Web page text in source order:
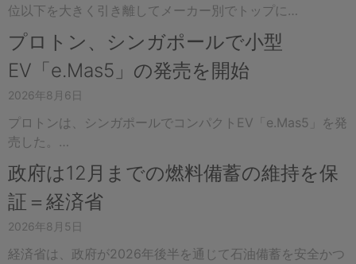
位以下を大きく引き離してメーカー別でトップに…
プロトン、シンガポールで小型
EV「e.Mas5」の発売を開始
2026年8月6日
プロトンは、シンガポールでコンパクトEV「e.Mas5」を発
売した。…
政府は12月までの燃料備蓄の維持を保
証＝経済省
2026年8月5日
経済省は、政府が2026年後半を通じて石油備蓄を安全かつ